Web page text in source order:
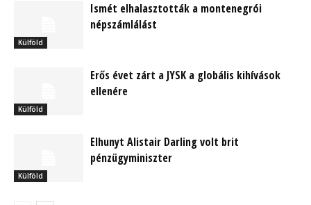
Külföld
Ismét elhalasztották a montenegrói
népszámlálást
Külföld
Erős évet zárt a JYSK a globális kihívások
ellenére
Külföld
Elhunyt Alistair Darling volt brit
pénzügyminiszter